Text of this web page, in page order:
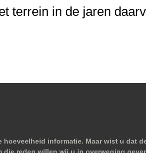
terrein in de jaren
informatie. Maar wist u dat